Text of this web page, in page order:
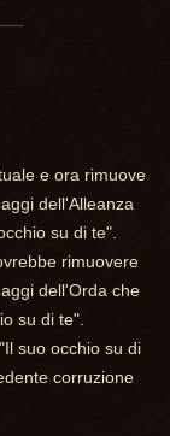
e ora rimuove
dell'Alleanza
su di te".
rimuovere
dell'Orda che
su di te".
suo occhio su di
corruzione